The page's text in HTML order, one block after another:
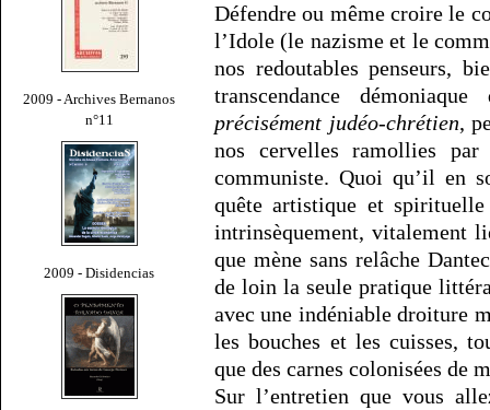
2009 - Archives Bernanos
n°11
2009 - Disidencias
Défendre ou même croire le
l’Idole (le nazisme et le
nos redoutables penseurs,
transcendance
précisément judéo-chrétien,
nos cervelles ramollies par
communiste. Quoi qu’il en
quête artistique et
intrinsèquement, vitalement
que mène sans relâche
de loin la seule pratique
avec une indéniable droiture
les bouches et les cuisses,
que des carnes colonisées de
Sur l’entretien que vous